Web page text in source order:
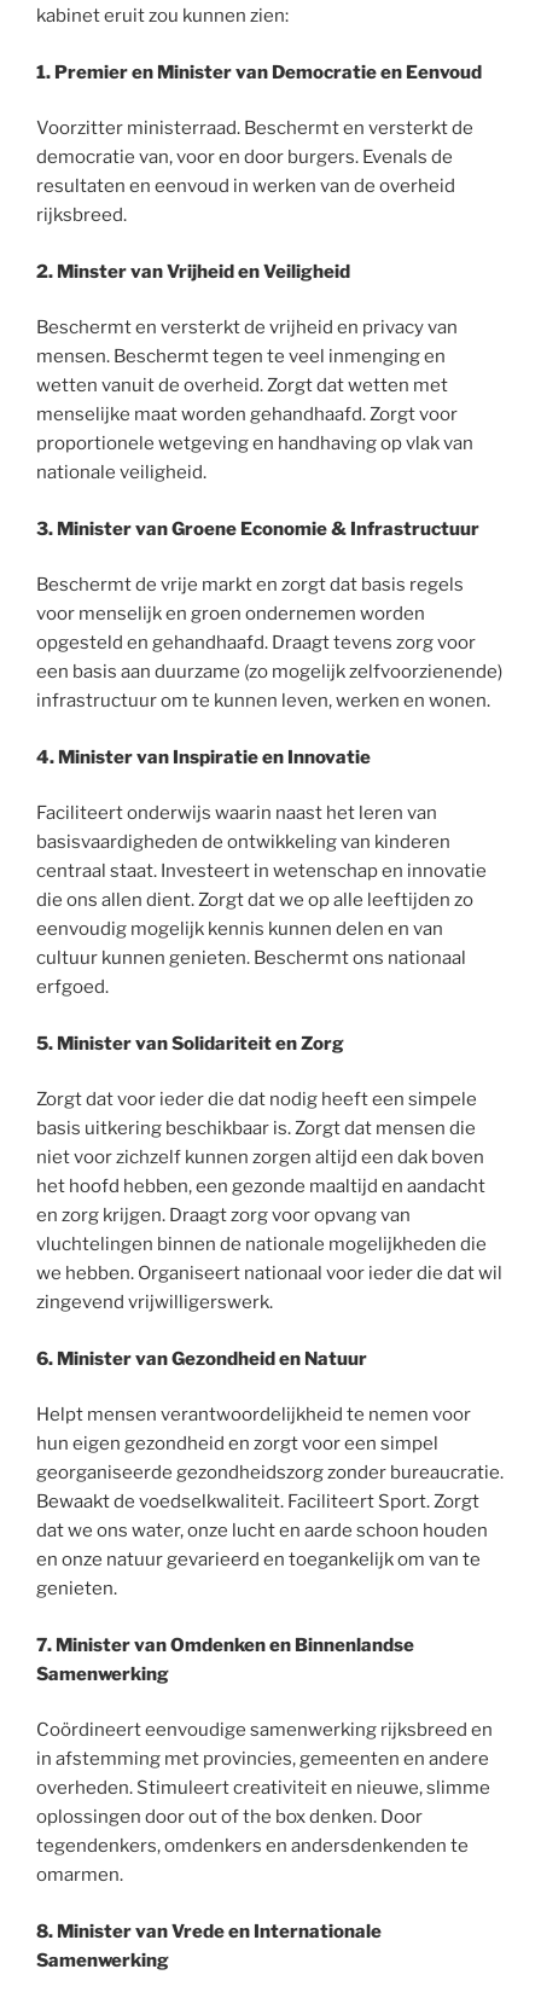
kabinet eruit zou kunnen zien:
1. Premier en Minister van Democratie en Eenvoud
Voorzitter ministerraad. Beschermt en versterkt de
democratie van, voor en door burgers. Evenals de
resultaten en eenvoud in werken van de overheid
rijksbreed.
2. Minster van Vrijheid en Veiligheid
Beschermt en versterkt de vrijheid en privacy van
mensen. Beschermt tegen te veel inmenging en
wetten vanuit de overheid. Zorgt dat wetten met
menselijke maat worden gehandhaafd. Zorgt voor
proportionele wetgeving en handhaving op vlak van
nationale veiligheid.
3. Minister van Groene Economie & Infrastructuur
Beschermt de vrije markt en zorgt dat basis regels
voor menselijk en groen ondernemen worden
opgesteld en gehandhaafd. Draagt tevens zorg voor
een basis aan duurzame (zo mogelijk zelfvoorzienende)
infrastructuur om te kunnen leven, werken en wonen.
4. Minister van Inspiratie en Innovatie
Faciliteert onderwijs waarin naast het leren van
basisvaardigheden de ontwikkeling van kinderen
centraal staat. Investeert in wetenschap en innovatie
die ons allen dient. Zorgt dat we op alle leeftijden zo
eenvoudig mogelijk kennis kunnen delen en van
cultuur kunnen genieten. Beschermt ons nationaal
erfgoed.
5. Minister van Solidariteit en Zorg
Zorgt dat voor ieder die dat nodig heeft een simpele
basis uitkering beschikbaar is. Zorgt dat mensen die
niet voor zichzelf kunnen zorgen altijd een dak boven
het hoofd hebben, een gezonde maaltijd en aandacht
en zorg krijgen. Draagt zorg voor opvang van
vluchtelingen binnen de nationale mogelijkheden die
we hebben. Organiseert nationaal voor ieder die dat wil
zingevend vrijwilligerswerk.
6. Minister van Gezondheid en Natuur
Helpt mensen verantwoordelijkheid te nemen voor
hun eigen gezondheid en zorgt voor een simpel
georganiseerde gezondheidszorg zonder bureaucratie.
Bewaakt de voedselkwaliteit. Faciliteert Sport. Zorgt
dat we ons water, onze lucht en aarde schoon houden
en onze natuur gevarieerd en toegankelijk om van te
genieten.
7. Minister van Omdenken en Binnenlandse
Samenwerking
Coördineert eenvoudige samenwerking rijksbreed en
in afstemming met provincies, gemeenten en andere
overheden. Stimuleert creativiteit en nieuwe, slimme
oplossingen door out of the box denken. Door
tegendenkers, omdenkers en andersdenkenden te
omarmen.
8. Minister van Vrede en Internationale
Samenwerking